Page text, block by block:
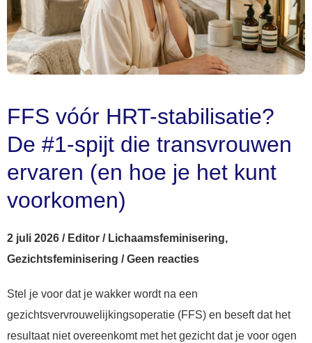
FFS vóór HRT-stabilisatie?
De #1-spijt die transvrouwen
ervaren (en hoe je het kunt
voorkomen)
2 juli 2026 / Editor / Lichaamsfeminisering,
Gezichtsfeminisering / Geen reacties
Stel je voor dat je wakker wordt na een
gezichtsvervrouwelijkingsoperatie (FFS) en beseft dat het
resultaat niet overeenkomt met het gezicht dat je voor ogen